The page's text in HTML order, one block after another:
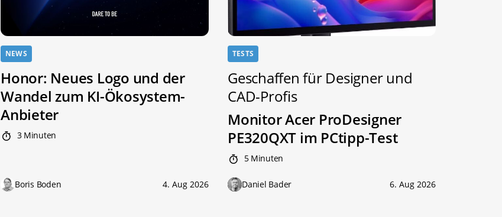
NEWS
Honor: Neues Logo und der
Wandel zum KI-Ökosystem-
Anbieter
3 Minuten
Boris Boden 4. Aug 2026
TESTS
Geschaffen für Designer und
CAD-Profis
Monitor Acer ProDesigner
PE320QXT im PCtipp-Test
5 Minuten
Daniel Bader 6. Aug 2026